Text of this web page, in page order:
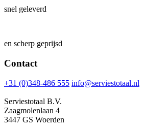
snel geleverd
en scherp geprijsd
Contact
+31 (0)348-486 555 info@serviestotaal.nl
Serviestotaal B.V.
Zaagmolenlaan 4
3447 GS Woerden